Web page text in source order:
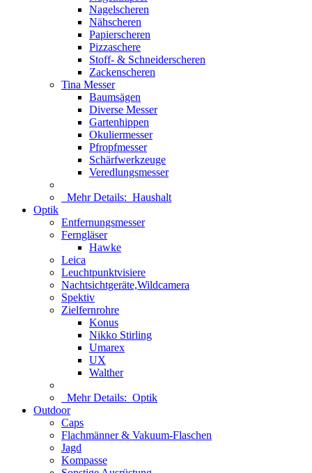
Nagelscheren
Nähscheren
Papierscheren
Pizzaschere
Stoff- & Schneiderscheren
Zackenscheren
Tina Messer
Baumsägen
Diverse Messer
Gartenhippen
Okuliermesser
Pfropfmesser
Schärfwerkzeuge
Veredlungsmesser
Mehr Details: Haushalt
Optik
Entfernungsmesser
Ferngläser
Hawke
Leica
Leuchtpunktvisiere
Nachtsichtgeräte,Wildcamera
Spektiv
Zielfernrohre
Konus
Nikko Stirling
Umarex
UX
Walther
Mehr Details: Optik
Outdoor
Caps
Flachmänner & Vakuum-Flaschen
Jagd
Kompasse